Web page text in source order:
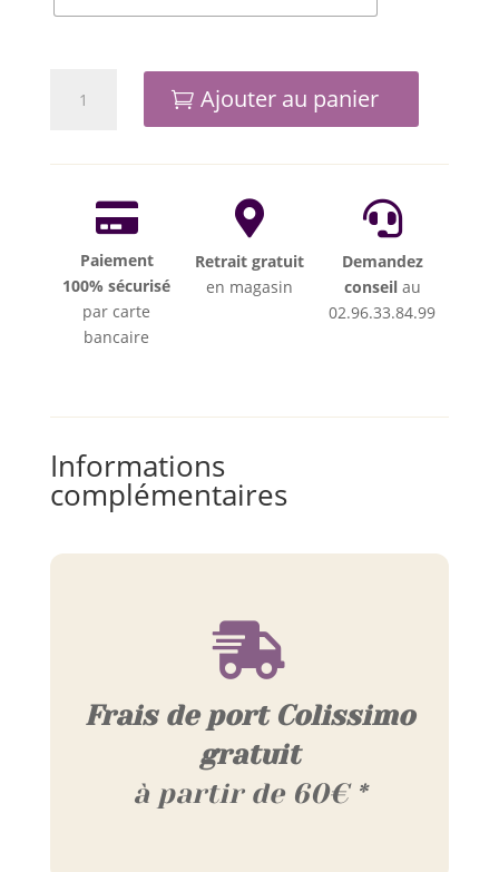
Ajouter au panier

Paiement
100% sécurisé
par carte
bancaire

Retrait gratuit
en magasin

Demandez
conseilau
02.96.33.84.99
Informations
complémentaires

Frais de port Colissimo
gratuit
à partir de 60€ *